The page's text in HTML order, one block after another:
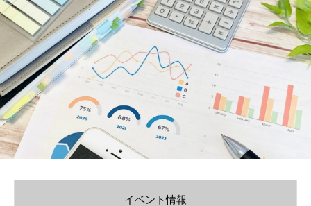
イベント情報